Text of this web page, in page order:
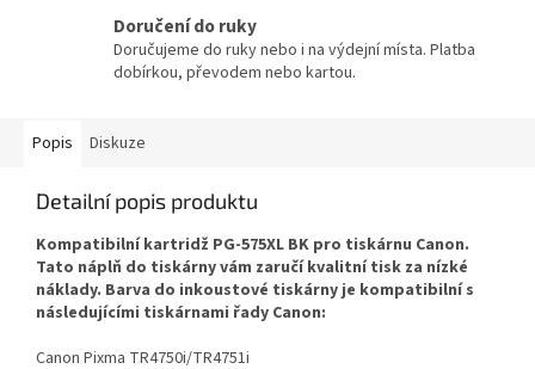
Doručení do ruky
Doručujeme do ruky nebo i na výdejní místa. Platba
dobírkou, převodem nebo kartou.
Popis Diskuze
Detailní popis produktu
Kompatibilní kartridž PG-575XL BK pro tiskárnu Canon.
Tato náplň do tiskárny vám zaručí kvalitní tisk za nízké
náklady. Barva do inkoustové tiskárny je kompatibilní s
následujícími tiskárnami řady Canon:
Canon Pixma TR4750i/TR4751i